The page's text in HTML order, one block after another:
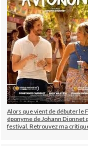
Alors que vient de débuter le
éponyme de Johann
festival. Retrouvez ma